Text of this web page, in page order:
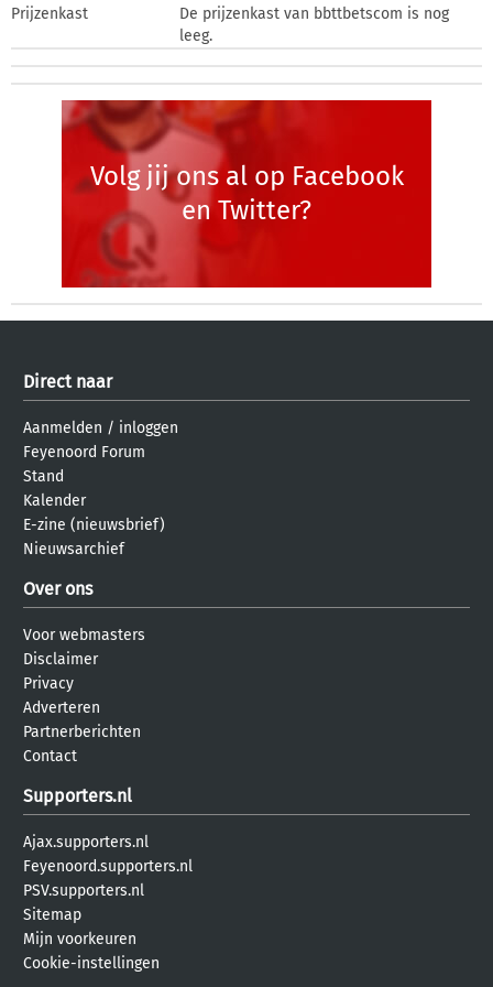
Prijzenkast
De prijzenkast van bbttbetscom is nog
leeg.
Volg jij ons al op Facebook
en Twitter?
Direct naar
Aanmelden / inloggen
Feyenoord Forum
Stand
Kalender
E-zine (nieuwsbrief)
Nieuwsarchief
Over ons
Voor webmasters
Disclaimer
Privacy
Adverteren
Partnerberichten
Contact
Supporters.nl
Ajax.supporters.nl
Feyenoord.supporters.nl
PSV.supporters.nl
Sitemap
Mijn voorkeuren
Cookie-instellingen